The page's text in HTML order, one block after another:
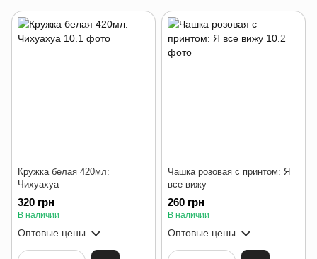
Кружка белая 420мл:
Чихуахуа
320 грн
В наличии
Оптовые цены
Чашка розовая с принтом: Я
все вижу
260 грн
В наличии
Оптовые цены